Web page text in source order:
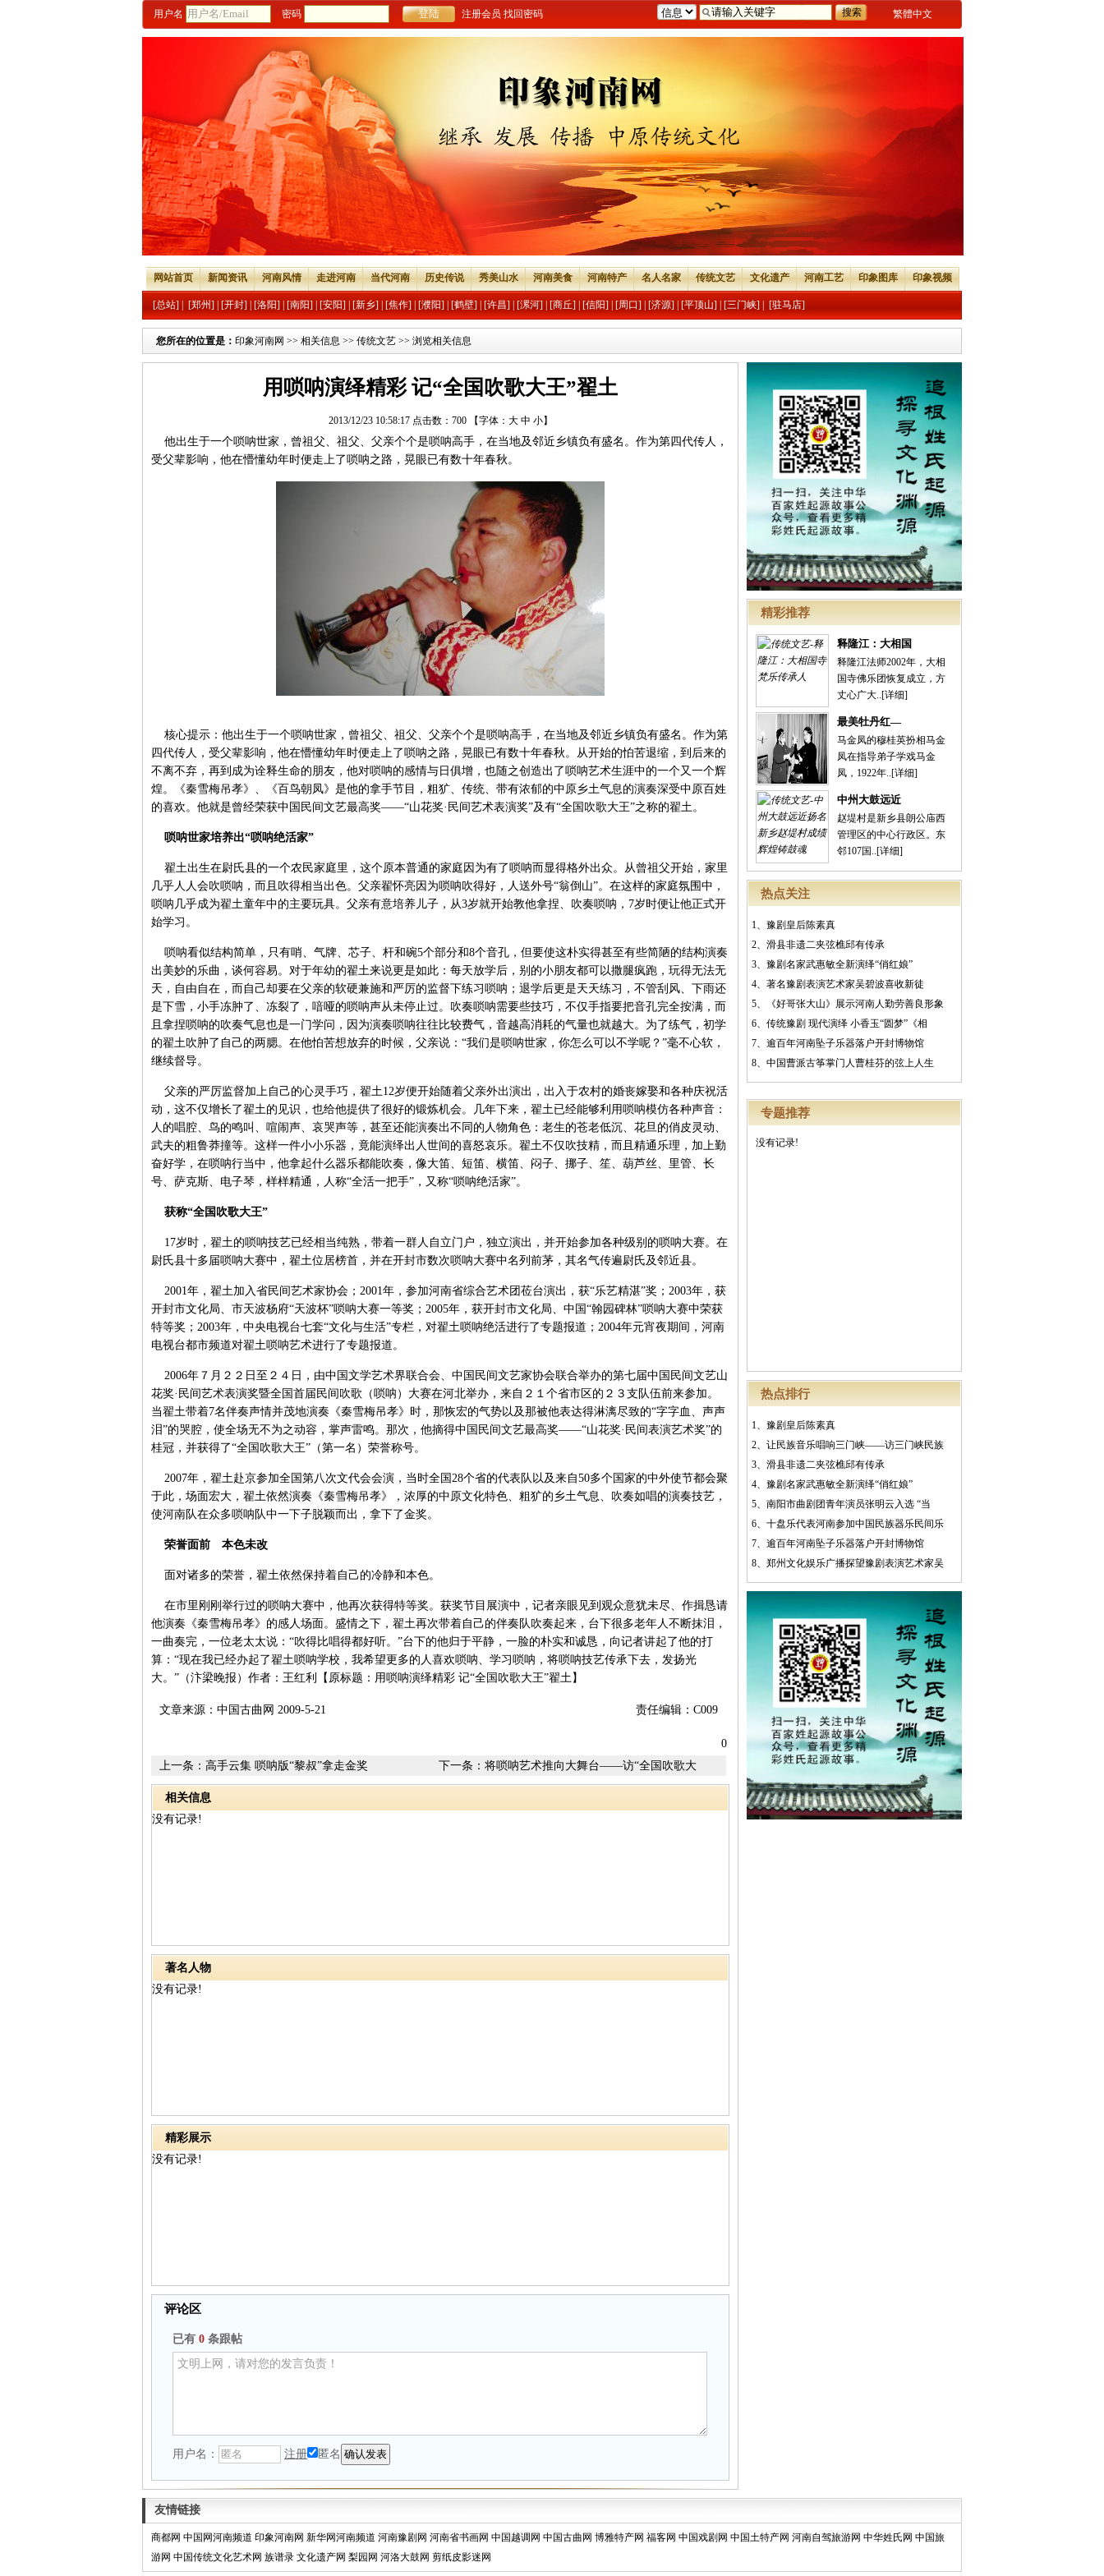
繁體中文
用户名 密码 注册会员 找回密码
网站首页 新闻资讯 河南风情 走进河南 当代河南 历史传说 秀美山水 河南美食 河南特产 名人名家 传统文艺 文化遗产 河南工艺 印象图库 印象视频
[总站] [郑州] [开封] [洛阳] [南阳] [安阳] [新乡] [焦作] [濮阳] [鹤壁] [许昌] [漯河] [商丘] [信阳] [周口] [济源] [平顶山] [三门峡] [驻马店]
您所在的位置是： 印象河南网 >> 相关信息 >> 传统文艺 >> 浏览相关信息
精彩推荐
释隆江：大相国
释隆江法师2002年，大相
国寺佛乐团恢复成立，方
丈心广大..[详细]
最美牡丹红—
马金凤的穆桂英扮相马金
凤在指导弟子学戏马金
凤，1922年..[详细]
中州大鼓远近
赵堤村是新乡县朗公庙西
管理区的中心行政区。东
邻107国..[详细]
热点关注
1、 豫剧皇后陈素真
2、 滑县非遗二夹弦樵邱有传承
3、 豫剧名家武惠敏全新演绎“俏红娘”
4、 著名豫剧表演艺术家吴碧波喜收新徒
5、
《好哥张大山》展示河南人勤劳善良形象
6、 传统豫剧 现代演绎 小香玉“圆梦”《相
7、 逾百年河南坠子乐器落户开封博物馆
8、 中国曹派古筝掌门人曹桂芬的弦上人生
专题推荐
没有记录!
热点排行
1、 豫剧皇后陈素真
2、 让民族音乐唱响三门峡——访三门峡民族
3、 滑县非遗二夹弦樵邱有传承
4、 豫剧名家武惠敏全新演绎“俏红娘”
5、 南阳市曲剧团青年演员张明云入选 “当
6、 十盘乐代表河南参加中国民族器乐民间乐
7、 逾百年河南坠子乐器落户开封博物馆
8、 郑州文化娱乐广播探望豫剧表演艺术家吴
用唢呐演绎精彩 记“全国吹歌大王”翟土
2013/12/23 10:58:17 点击数： 700 【字体： 大 中 小】
他出生于一个唢呐世家，曾祖父、祖父、父亲个个是唢呐高手，在当地及邻近乡镇负有盛名。作为第四代传人，
受父辈影响，他在懵懂幼年时便走上了唢呐之路，晃眼已有数十年春秋。
核心提示：他出生于一个唢呐世家，曾祖父、祖父、父亲个个是唢呐高手，在当地及邻近乡镇负有盛名。作为第
四代传人，受父辈影响，他在懵懂幼年时便走上了唢呐之路，晃眼已有数十年春秋。从开始的怕苦退缩，到后来的
不离不弃，再到成为诠释生命的朋友，他对唢呐的感情与日俱增，也随之创造出了唢呐艺术生涯中的一个又一个辉
煌。《秦雪梅吊孝》、《百鸟朝凤》是他的拿手节目，粗犷、传统、带有浓郁的中原乡土气息的演奏深受中原百姓
的喜欢。他就是曾经荣获中国民间文艺最高奖——“山花奖·民间艺术表演奖”及有“全国吹歌大王”之称的翟土。
唢呐世家培养出“唢呐绝活家”
翟土出生在尉氏县的一个农民家庭里，这个原本普通的家庭因为有了唢呐而显得格外出众。从曾祖父开始，家里
几乎人人会吹唢呐，而且吹得相当出色。父亲翟怀亮因为唢呐吹得好，人送外号“翁倒山”。在这样的家庭氛围中，
唢呐几乎成为翟土童年中的主要玩具。父亲有意培养儿子，从3岁就开始教他拿捏、吹奏唢呐，7岁时便让他正式开
始学习。
唢呐看似结构简单，只有哨、气牌、芯子、杆和碗5个部分和8个音孔，但要使这朴实得甚至有些简陋的结构演奏
出美妙的乐曲，谈何容易。对于年幼的翟土来说更是如此：每天放学后，别的小朋友都可以撒腿疯跑，玩得无法无
天，自由自在，而自己却要在父亲的软硬兼施和严厉的监督下练习唢呐；退学后更是天天练习，不管刮风、下雨还
是下雪，小手冻肿了、冻裂了，喑哑的唢呐声从未停止过。吹奏唢呐需要些技巧，不仅手指要把音孔完全按满，而
且拿捏唢呐的吹奏气息也是一门学问，因为演奏唢呐往往比较费气，音越高消耗的气量也就越大。为了练气，初学
的翟土吹肿了自己的两腮。在他怕苦想放弃的时候，父亲说：“我们是唢呐世家，你怎么可以不学呢？”毫不心软，
继续督导。
父亲的严厉监督加上自己的心灵手巧，翟土12岁便开始随着父亲外出演出，出入于农村的婚丧嫁娶和各种庆祝活
动，这不仅增长了翟土的见识，也给他提供了很好的锻炼机会。几年下来，翟土已经能够利用唢呐模仿各种声音：
人的唱腔、鸟的鸣叫、喧闹声、哀哭声等，甚至还能演奏出不同的人物角色：老生的苍老低沉、花旦的俏皮灵动、
武夫的粗鲁莽撞等。这样一件小小乐器，竟能演绎出人世间的喜怒哀乐。翟土不仅吹技精，而且精通乐理，加上勤
奋好学，在唢呐行当中，他拿起什么器乐都能吹奏，像大笛、短笛、横笛、闷子、挪子、笙、葫芦丝、里管、长
号、萨克斯、电子琴，样样精通，人称“全活一把手”，又称“唢呐绝活家”。
获称“全国吹歌大王”
17岁时，翟土的唢呐技艺已经相当纯熟，带着一群人自立门户，独立演出，并开始参加各种级别的唢呐大赛。在
尉氏县十多届唢呐大赛中，翟土位居榜首，并在开封市数次唢呐大赛中名列前茅，其名气传遍尉氏及邻近县。
2001年，翟土加入省民间艺术家协会；2001年，参加河南省综合艺术团莅台演出，获“乐艺精湛”奖；2003年，获
开封市文化局、市天波杨府“天波杯”唢呐大赛一等奖；2005年，获开封市文化局、中国“翰园碑林”唢呐大赛中荣获
特等奖；2003年，中央电视台七套“文化与生活”专栏，对翟土唢呐绝活进行了专题报道；2004年元宵夜期间，河南
电视台都市频道对翟土唢呐艺术进行了专题报道。
2006年７月２２日至２４日，由中国文学艺术界联合会、中国民间文艺家协会联合举办的第七届中国民间文艺山
花奖·民间艺术表演奖暨全国首届民间吹歌（唢呐）大赛在河北举办，来自２１个省市区的２３支队伍前来参加。
当翟土带着7名伴奏声情并茂地演奏《秦雪梅吊孝》时，那恢宏的气势以及那被他表达得淋漓尽致的“字字血、声声
泪”的哭腔，使全场无不为之动容，掌声雷鸣。那次，他摘得中国民间文艺最高奖——“山花奖·民间表演艺术奖”的
桂冠，并获得了“全国吹歌大王”（第一名）荣誉称号。
2007年，翟土赴京参加全国第八次文代会会演，当时全国28个省的代表队以及来自50多个国家的中外使节都会聚
于此，场面宏大，翟土依然演奏《秦雪梅吊孝》，浓厚的中原文化特色、粗犷的乡土气息、吹奏如唱的演奏技艺，
使河南队在众多唢呐队中一下子脱颖而出，拿下了金奖。
荣誉面前 本色未改
面对诸多的荣誉，翟土依然保持着自己的冷静和本色。
在市里刚刚举行过的唢呐大赛中，他再次获得特等奖。获奖节目展演中，记者亲眼见到观众意犹未尽、作揖恳请
他演奏《秦雪梅吊孝》的感人场面。盛情之下，翟土再次带着自己的伴奏队吹奏起来，台下很多老年人不断抹泪，
一曲奏完，一位老太太说：“吹得比唱得都好听。”台下的他归于平静，一脸的朴实和诚恳，向记者讲起了他的打
算：“现在我已经办起了翟土唢呐学校，我希望更多的人喜欢唢呐、学习唢呐，将唢呐技艺传承下去，发扬光
大。”（汴梁晚报）作者：王红利【原标题：用唢呐演绎精彩 记“全国吹歌大王”翟土】
责任编辑：C009
文章来源：中国古曲网 2009-5-21
0
下一条： 将唢呐艺术推向大舞台——访“全国吹歌大
王”翟土
上一条： 高手云集 唢呐版“黎叔”拿走金奖
相关信息
没有记录!
著名人物
没有记录!
精彩展示
没有记录!
评论区
已有 0 条跟帖
用户名： 注册 匿名
友情链接
商都网 中国网河南频道 印象河南网 新华网河南频道 河南豫剧网 河南省书画网 中国越调网 中国古曲网 博雅特产网 福客网 中国戏剧网 中国土特产网 河南自驾旅游网 中华姓氏网 中国旅
游网 中国传统文化艺术网 族谱录 文化遗产网 梨园网 河洛大鼓网 剪纸皮影迷网